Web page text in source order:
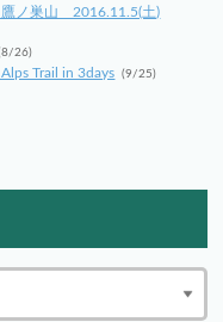
鷹ノ巣山 2016.11.5(土)
26)
Trail in 3days (9/25)